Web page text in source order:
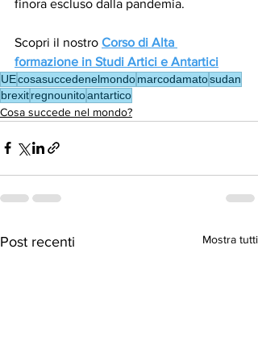
finora escluso dalla pandemia.
Scopri il nostro Corso di Alta
formazione in Studi Artici e Antartici
UEcosasuccedenelmondomarcodamatosudan
brexitregnounitoantartico
Cosa succede nel mondo?
Post recenti Mostra tutti